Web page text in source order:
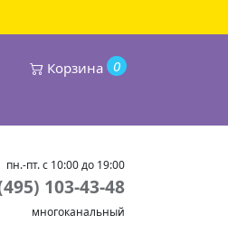
0
Корзина
пн.-пт. с 10:00 до 19:00
103-43-48
многоканальный